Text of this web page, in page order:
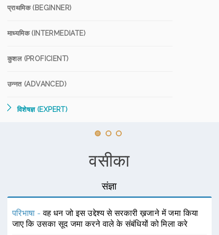
प्राथमिक (BEGINNER)
माध्यमिक (INTERMEDIATE)
कुशल (PROFICIENT)
उन्नत (ADVANCED)
विशेषज्ञ (EXPERT)
वसीका
संज्ञा
परिभाषा -वह धन जो इस उद्देश्य से सरकारी ख़जाने में जमा किया
जाए कि उसका सूद जमा करने वाले के संबंधियों को मिला करे